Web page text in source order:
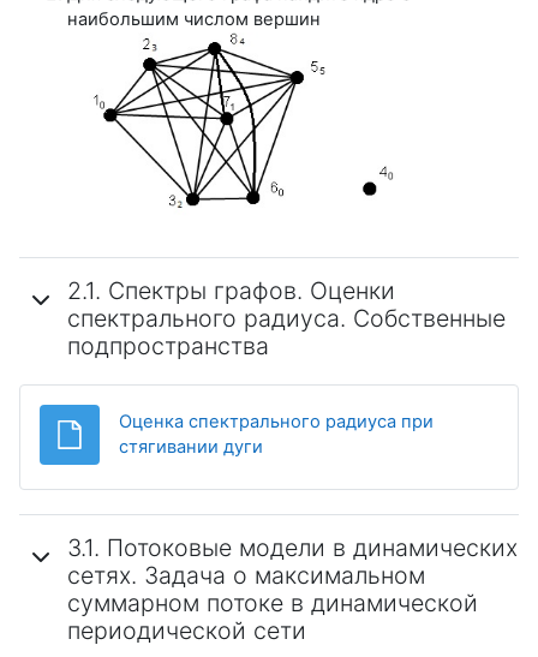
наибольшим числом вершин
2.1. Спектры графов. Оценки
спектрального радиуса. Собственные
подпространства
Оценка спектрального радиуса при
стягивании дуги
3.1. Потоковые модели в динамических
сетях. Задача о максимальном
суммарном потоке в динамической
периодической сети